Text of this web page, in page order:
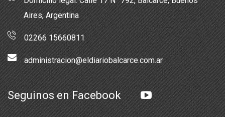
Aires, Argentina
02266 15660811
administracion@eldiariobalcarce.com.ar
Seguinos en Facebook